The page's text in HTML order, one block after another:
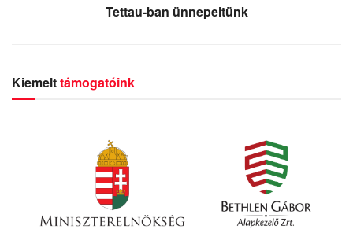
Tettau-ban ünnepeltünk
Kiemelttámogatóink